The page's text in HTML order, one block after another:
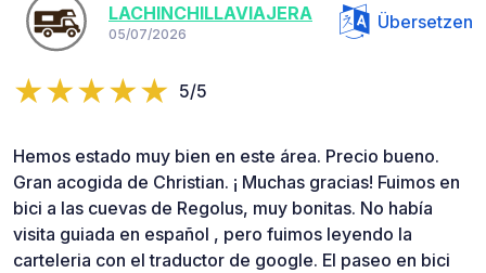
LACHINCHILLAVIAJERA
05/07/2026
Übersetzen
5/5
Hemos estado muy bien en este área. Precio bueno.
Gran acogida de Christian. ¡ Muchas gracias! Fuimos en
bici a las cuevas de Regolus, muy bonitas. No había
visita guiada en español , pero fuimos leyendo la
carteleria con el traductor de google. El paseo en bici